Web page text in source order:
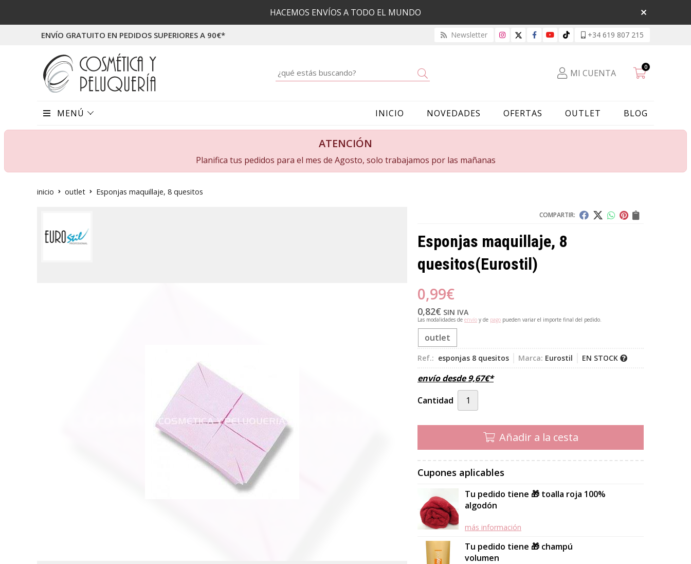
HACEMOS ENVÍOS A TODO EL MUNDO
ENVÍO GRATUITO EN PEDIDOS SUPERIORES A 90€* Newsletter +34 619 807 215
MI CUENTA
0
MENÚ INICIO NOVEDADES OFERTAS OUTLET BLOG
ATENCIÓN
Planifica tus pedidos para el mes de Agosto, solo trabajamos por las mañanas
inicio outlet Esponjas maquillaje, 8 quesitos
COMPARTIR:
Esponjas maquillaje, 8
quesitos(Eurostil)
0,99€
0,82€ SIN IVA
Las modalidades de envío y de pago pueden variar el importe final del pedido.
outlet
Ref.: esponjas 8 quesitos Marca: Eurostil EN STOCK
envío desde9,67€*
Cantidad
Añadir a la cesta
Cupones aplicables
Tu pedido tiene 🎁 toalla roja 100%
algodón
más información
Tu pedido tiene 🎁 champú
volumen